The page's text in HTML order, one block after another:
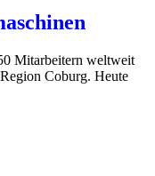
Mitarbeitern weltweit
Coburg. Heute